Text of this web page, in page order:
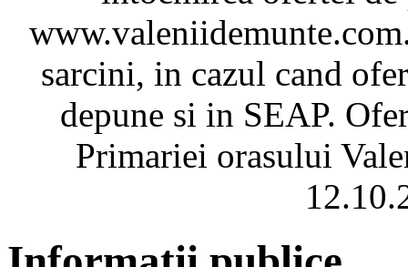
sarcini, in cazul cand
depune si in SEAP.
Primariei orasului